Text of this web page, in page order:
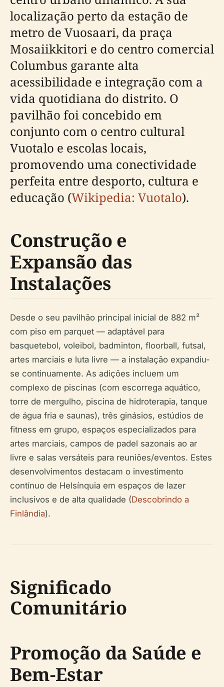
localização perto da estação de
metro de Vuosaari, da praça
Mosaiikkitori e do centro comercial
Columbus garante alta
acessibilidade e integração com a
vida quotidiana do distrito. O
pavilhão foi concebido em
conjunto com o centro cultural
Vuotalo e escolas locais,
promovendo uma conectividade
perfeita entre desporto, cultura e
educação (Wikipedia: Vuotalo).
Construção e
Expansão das
Instalações
Desde o seu pavilhão principal inicial de 882 m²
com piso em parquet — adaptável para
basquetebol, voleibol, badminton, floorball, futsal,
artes marciais e luta livre — a instalação expandiu-
se continuamente. As adições incluem um
complexo de piscinas (com escorrega aquático,
torre de mergulho, piscina de hidroterapia, tanque
de água fria e saunas), três ginásios, estúdios de
fitness em grupo, espaços especializados para
artes marciais, campos de padel sazonais ao ar
livre e salas versáteis para reuniões/eventos. Estes
desenvolvimentos destacam o investimento
contínuo de Helsínquia em espaços de lazer
inclusivos e de alta qualidade (Descobrindo a
Finlândia).
Significado
Comunitário
Promoção da Saúde e
Bem-Estar